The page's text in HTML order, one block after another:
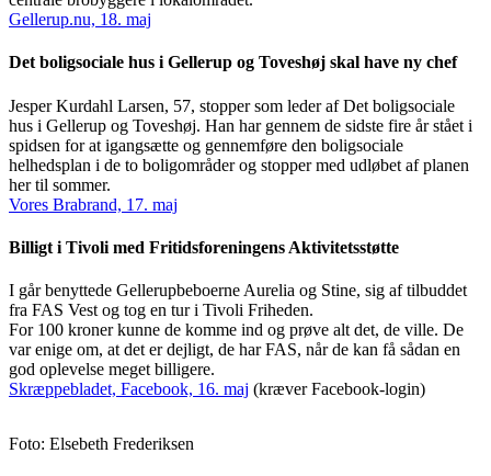
Gellerup.nu, 18. maj
Det boligsociale hus i Gellerup og Toveshøj skal have ny chef
Jesper Kurdahl Larsen, 57, stopper som leder af Det boligsociale
hus i Gellerup og Toveshøj. Han har gennem de sidste fire år stået i
spidsen for at igangsætte og gennemføre den boligsociale
helhedsplan i de to boligområder og stopper med udløbet af planen
her til sommer.
Vores Brabrand, 17. maj
Billigt i Tivoli med Fritidsforeningens Aktivitetsstøtte
I går benyttede Gellerupbeboerne Aurelia og Stine, sig af tilbuddet
fra FAS Vest og tog en tur i Tivoli Friheden.
For 100 kroner kunne de komme ind og prøve alt det, de ville. De
var enige om, at det er dejligt, de har FAS, når de kan få sådan en
god oplevelse meget billigere.
Skræppebladet, Facebook, 16. maj (kræver Facebook-login)
Foto: Elsebeth Frederiksen